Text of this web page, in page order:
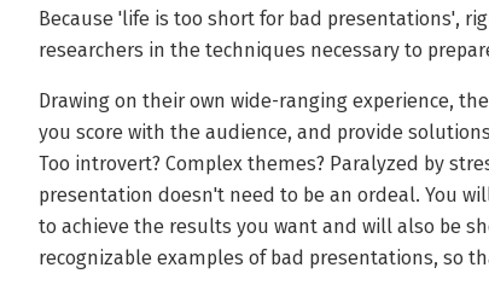
Because 'life is too short for bad presentations',
researchers in the techniques necessary to
Drawing on their own wide-ranging experience,
you score with the audience, and provide
Too introvert? Complex themes? Paralyzed by
presentation doesn't need to be an ordeal. You
to achieve the results you want and will also be
recognizable examples of bad presentations, so